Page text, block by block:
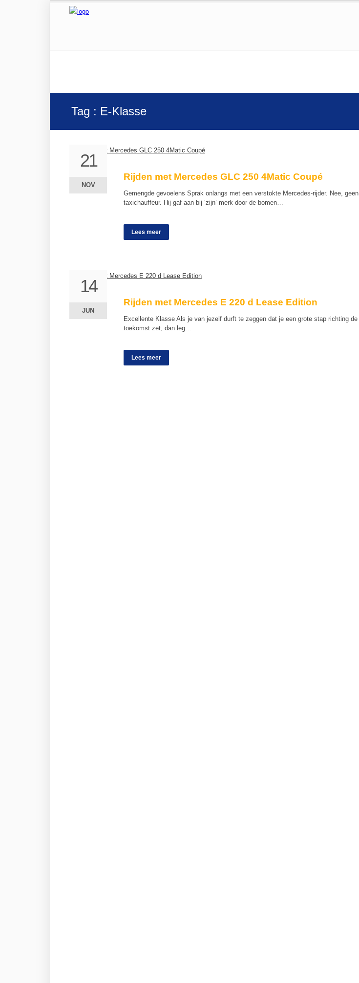
Tag : E-Klasse
Rijden met Mercedes GLC 250 4Matic Coupé
Gemengde gevoelens Sprak onlangs met een verstokte Mercedes-rijder. Nee, geen
taxichauffeur. Hij gaf aan bij ‘zijn’ merk door de bomen…
Lees meer
21
NOV
21
NOV
Rijden met Mercedes E 220 d Lease Edition
Excellente Klasse Als je van jezelf durft te zeggen dat je een grote stap richting de
toekomst zet, dan leg…
Lees meer
14
JUN
14
JUN